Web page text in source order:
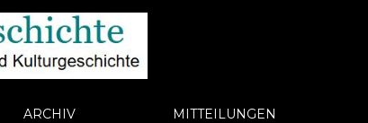
ARCHIV MITTEILUNGEN